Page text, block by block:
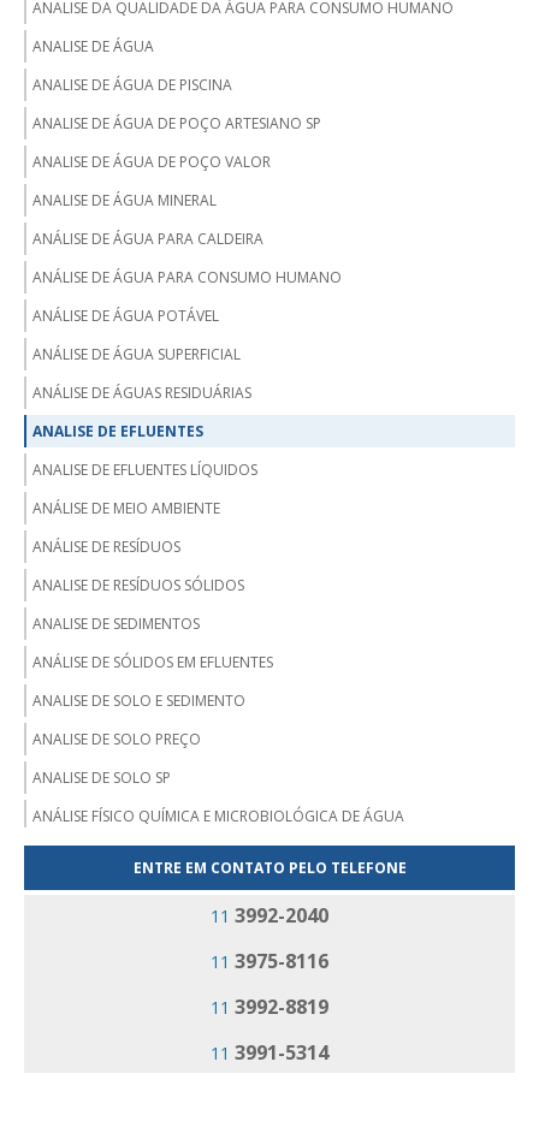
ANALISE DA QUALIDADE DA ÁGUA PARA CONSUMO HUMANO
ANALISE DE ÁGUA
ANALISE DE ÁGUA DE PISCINA
ANALISE DE ÁGUA DE POÇO ARTESIANO SP
ANALISE DE ÁGUA DE POÇO VALOR
ANALISE DE ÁGUA MINERAL
ANÁLISE DE ÁGUA PARA CALDEIRA
ANÁLISE DE ÁGUA PARA CONSUMO HUMANO
ANÁLISE DE ÁGUA POTÁVEL
ANÁLISE DE ÁGUA SUPERFICIAL
ANÁLISE DE ÁGUAS RESIDUÁRIAS
ANALISE DE EFLUENTES
ANALISE DE EFLUENTES LÍQUIDOS
ANÁLISE DE MEIO AMBIENTE
ANÁLISE DE RESÍDUOS
ANALISE DE RESÍDUOS SÓLIDOS
ANALISE DE SEDIMENTOS
ANÁLISE DE SÓLIDOS EM EFLUENTES
ANALISE DE SOLO E SEDIMENTO
ANALISE DE SOLO PREÇO
ANALISE DE SOLO SP
ANÁLISE FÍSICO QUÍMICA E MICROBIOLÓGICA DE ÁGUA
ANALISE MICROBIOLÓGICA DE ÁGUA PARA CONSUMO HUMANO
EMPRESA ANÁLISE DE RESÍDUOS
EMPRESA DE ANALISE DE ÁGUA
EMPRESA DE ANALISE DE SOLO
ENTRE EM CONTATO PELO TELEFONE
11 3992-2040
11 3975-8116
11 3992-8819
11 3991-5314